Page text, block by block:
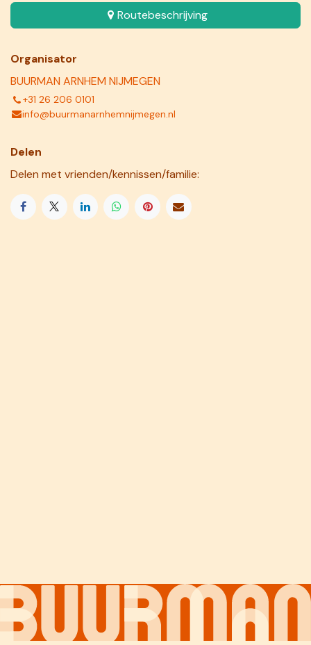
Routebeschrijving
Organisator
BUURMAN ARNHEM NIJMEGEN
+31 26 206 0101
info@buurmanarnhemnijmegen.nl
Delen
Delen met vrienden/kennissen/familie: